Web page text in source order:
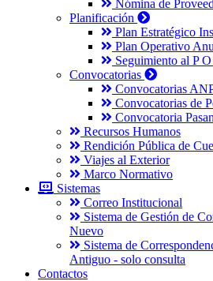
Nómina de
Planificación
Plan Estratégico
Plan Operativo
Seguimiento al P
Convocatorias
Convocatorias
Convocatorias de
Convocatoria
Recursos Humanos
Rendición Pública de
Viajes al Exterior
Marco Normativo
Sistemas
Correo Institucional
Sistema de Gestión de
Nuevo
Sistema de
Antiguo - solo consulta
Contactos